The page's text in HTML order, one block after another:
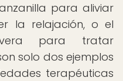
para aliviar
la relajación, o el
para tratar
solo dos ejemplos
terapéuticas